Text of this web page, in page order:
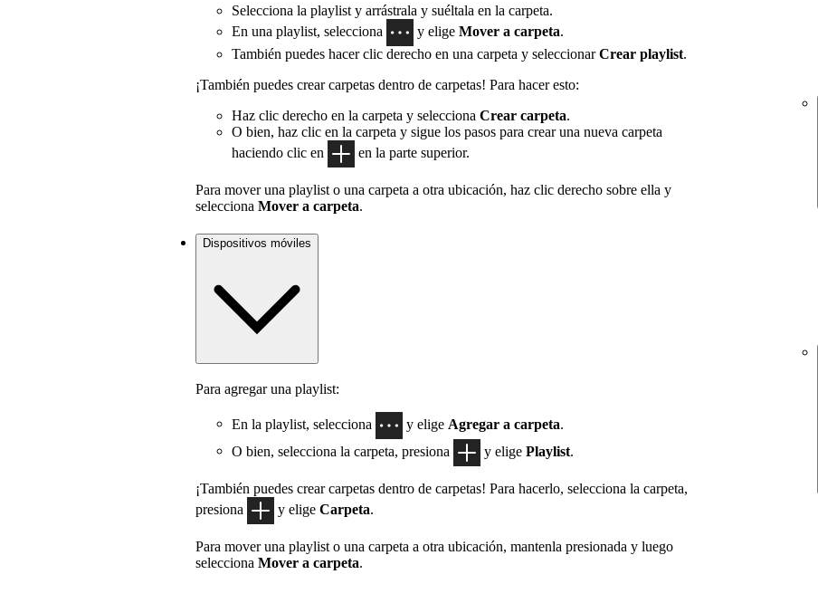
Selecciona la playlist y arrástrala y suéltala en la carpeta.
En una playlist, selecciona
y elige Mover a carpeta.
También puedes hacer clic derecho en una carpeta y seleccionarCrear playlist.
¡También puedes crear carpetas dentro de carpetas! Para hacer esto:
Haz clic derecho en la carpeta y selecciona Crear carpeta.
O bien, haz clic en la carpeta y sigue los pasos para crear una nueva carpeta
haciendo clic en
en la parte superior.
Para mover una playlist o una carpeta a otra ubicación, haz clic derecho sobre ella y
selecciona Mover a carpeta.
Dispositivos móviles
Para agregar una playlist:
En la playlist, selecciona y elige Agregar a carpeta
O bien, selecciona la carpeta, presiona
y elige Playlist
¡También puedes crear carpetas dentro de carpetas! Para hacerlo, selecciona la carpeta,
presiona
y elige Carpeta
Para mover una playlist o una carpeta a otra ubicación, mantenla presionada y luego
selecciona Mover a carpeta.